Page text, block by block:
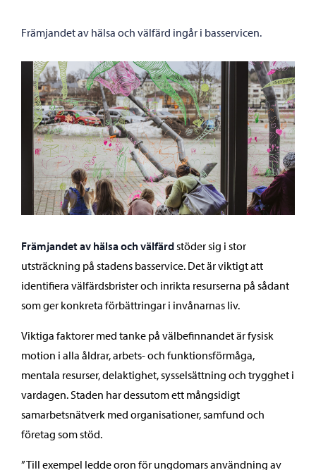
Främjandet av hälsa och välfärd ingår i basservicen.
Främjandet av hälsa och välfärdstöder sig i stor
utsträckning på stadens basservice. Det är viktigt att
identifiera välfärdsbrister och inrikta resurserna på sådant
som ger konkreta förbättringar i invånarnas liv.
Viktiga faktorer med tanke på välbefinnandet är fysisk
motion i alla åldrar, arbets- och funktionsförmåga,
mentala resurser, delaktighet, sysselsättning och trygghet i
vardagen. Staden har dessutom ett mångsidigt
samarbetsnätverk med organisationer, samfund och
företag som stöd.
”Till exempel ledde oron för ungdomars användning av